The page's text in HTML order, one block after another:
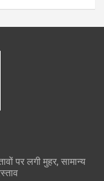
पर लगी मुहर, सामान्य